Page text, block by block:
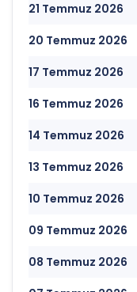
21 Temmuz 2026
20 Temmuz 2026
17 Temmuz 2026
16 Temmuz 2026
14 Temmuz 2026
13 Temmuz 2026
10 Temmuz 2026
09 Temmuz 2026
08 Temmuz 2026